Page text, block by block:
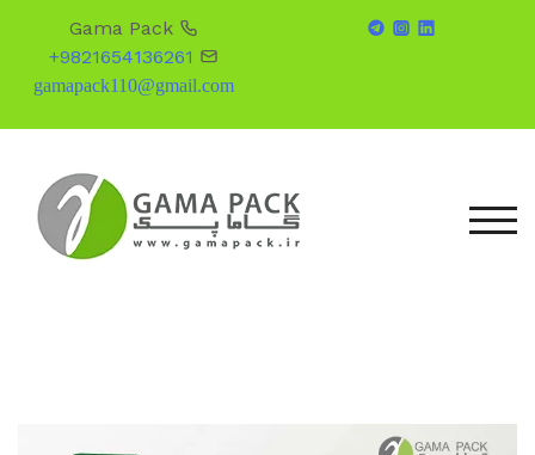
Gama Pack
+9821654136261
gamapack110@gmail.com
content